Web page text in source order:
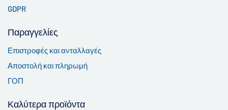
GDPR
Παραγγελίες
Επιστροφές και ανταλλαγές
Αποστολή και πληρωμή
ΓΟΠ
Καλύτερα προϊόντα